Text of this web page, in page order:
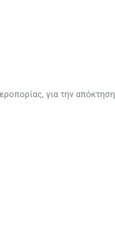
για την απόκτηση